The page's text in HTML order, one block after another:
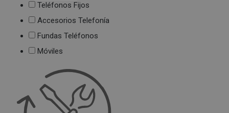
Teléfonos Fijos
Accesorios Telefonía
Fundas Teléfonos
Móviles